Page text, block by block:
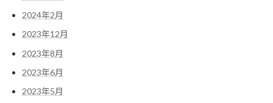
2024年2月
2023年12月
2023年8月
2023年6月
2023年5月